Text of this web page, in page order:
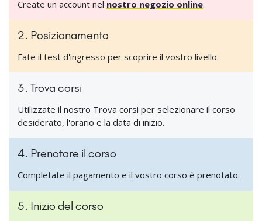
Create un account nel nostro negozio online.
2. Posizionamento
Fate il test d'ingresso per scoprire il vostro livello.
3. Trova corsi
Utilizzate il nostro Trova corsi per selezionare il corso
desiderato, l'orario e la data di inizio.
4. Prenotare il corso
Completate il pagamento e il vostro corso è prenotato.
5. Inizio del corso